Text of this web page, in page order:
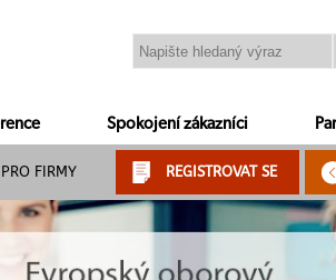
Spokojení zákazníci
FIRMY REGISTROVAT SE